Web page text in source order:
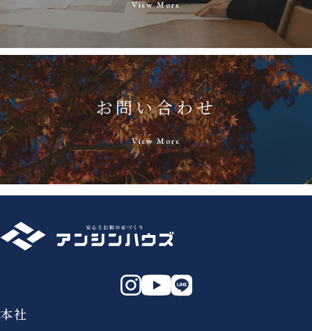
View More
お問い合わせ
View More
本社